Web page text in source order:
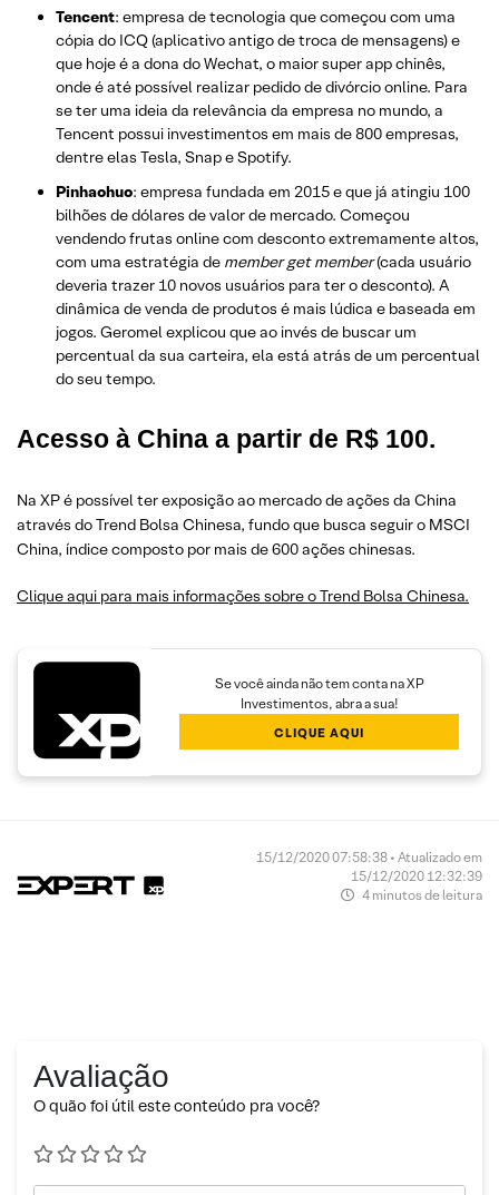
Tencent: empresa de tecnologia que começou com uma
cópia do ICQ (aplicativo antigo de troca de mensagens) e
que hoje é a dona do Wechat, o maior super app chinês,
onde é até possível realizar pedido de divórcio online. Para
se ter uma ideia da relevância da empresa no mundo, a
Tencent possui investimentos em mais de 800 empresas,
dentre elas Tesla, Snap e Spotify.
Pinhaohuo: empresa fundada em 2015 e que já atingiu 100
bilhões de dólares de valor de mercado. Começou
vendendo frutas online com desconto extremamente altos,
com uma estratégia de member get member(cada usuário
deveria trazer 10 novos usuários para ter o desconto). A
dinâmica de venda de produtos é mais lúdica e baseada em
jogos. Geromel explicou que ao invés de buscar um
percentual da sua carteira, ela está atrás de um percentual
do seu tempo.
Acesso à China a partir de R$ 100.
Na XP é possível ter exposição ao mercado de ações da China
através do Trend Bolsa Chinesa, fundo que busca seguir o MSCI
China, índice composto por mais de 600 ações chinesas.
Clique aqui para mais informações sobre o Trend Bolsa Chinesa.
Se você ainda não tem conta na XP
Investimentos, abra a sua!
CLIQUE AQUI
15/12/2020 07:58:38 • Atualizado em
15/12/2020 12:32:39
4 minutos de leitura
Avaliação
O quão foi útil este conteúdo pra você?